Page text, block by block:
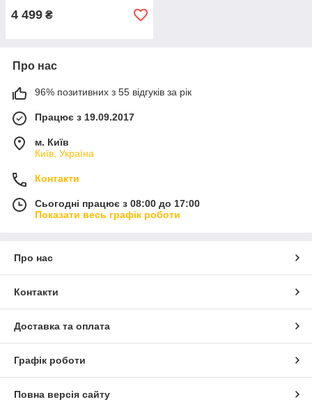
4 499 ₴
Про нас
96% позитивних з 55 відгуків за рік
Працює з 19.09.2017
м. Київ
Київ, Україна
Контакти
Сьогодні працює з 08:00 до 17:00
Показати весь графік роботи
Про нас
Контакти
Доставка та оплата
Графік роботи
Повна версія сайту